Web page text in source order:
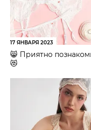
17 ЯНВАРЯ 2023
😸 Приятно
😻